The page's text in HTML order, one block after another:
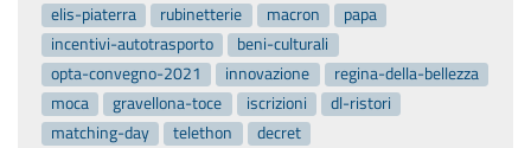
elis-piaterra
rubinetterie macron
papa
incentivi-autotrasporto
beni-culturali
opta-convegno-2021
innovazione
regina-della-bellezza
moca
gravellona-toce iscrizioni
dl-ristori
matching-day
telethon
decret